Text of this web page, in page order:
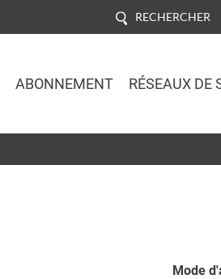
RECHERCHER
ABONNEMENT RÉSEAUX DE
Mode